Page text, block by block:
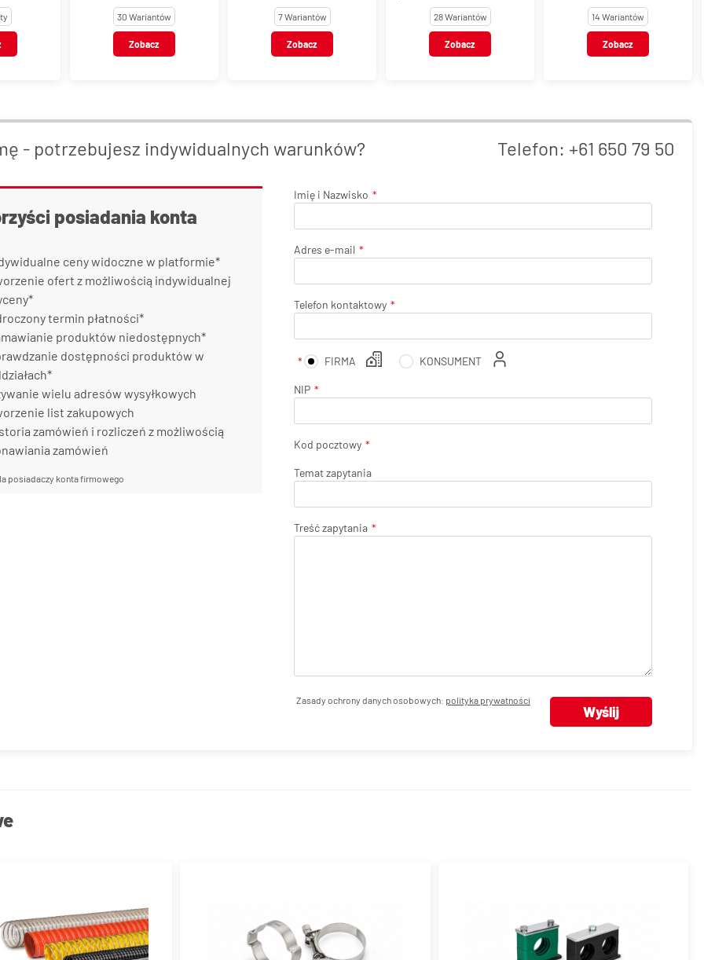
30 Wariantów
Zobacz
7 Wariantów
Zobacz
MONTANA 20®
28 Wariantów
Zobacz
14 Wariantów
Zobacz
- potrzebujesz indywidualnych warunków? Telefon: +61 650 79 50
posiadania konta
ceny widoczne w platformie*
ofert z możliwością indywidualnej
termin płatności*
produktów niedostępnych*
dostępności produktów w
wielu adresów wysyłkowych
list zakupowych
zamówień i rozliczeń z możliwością
zamówień
posiadaczy konta firmowego
Imię i Nazwisko
Adres e-mail
Telefon kontaktowy
FIRMA KONSUMENT
NIP
Kod pocztowy
Temat zapytania
Treść zapytania
Zasady ochrony danych osobowych: polityka prywatności